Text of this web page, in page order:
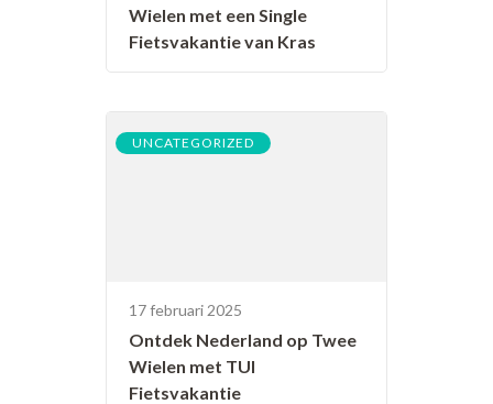
Wielen met een Single
Fietsvakantie van Kras
UNCATEGORIZED
17 februari 2025
Ontdek Nederland op Twee
Wielen met TUI
Fietsvakantie